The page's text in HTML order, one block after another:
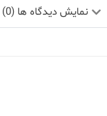
نمایش دیدگاه ها (0)